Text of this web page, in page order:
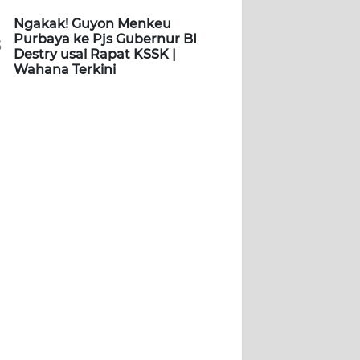
Ngakak! Guyon Menkeu
Purbaya ke Pjs Gubernur BI
Destry usai Rapat KSSK |
Wahana Terkini